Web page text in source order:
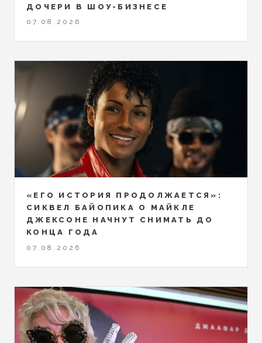
ДОЧЕРИ В ШОУ-БИЗНЕСЕ
07.08.2026
«ЕГО ИСТОРИЯ ПРОДОЛЖАЕТСЯ»:
СИКВЕЛ БАЙОПИКА О МАЙКЛЕ
ДЖЕКСОНЕ НАЧНУТ СНИМАТЬ ДО
КОНЦА ГОДА
07.08.2026